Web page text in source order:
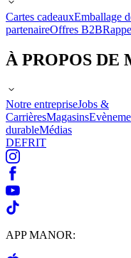
Cartes cadeauxEmballage
partenaireOffres B2B
À PROPOS DE
Notre entrepriseJobs &
CarrièresMagasins
durableMédias
DEFRIT
APP MANOR: